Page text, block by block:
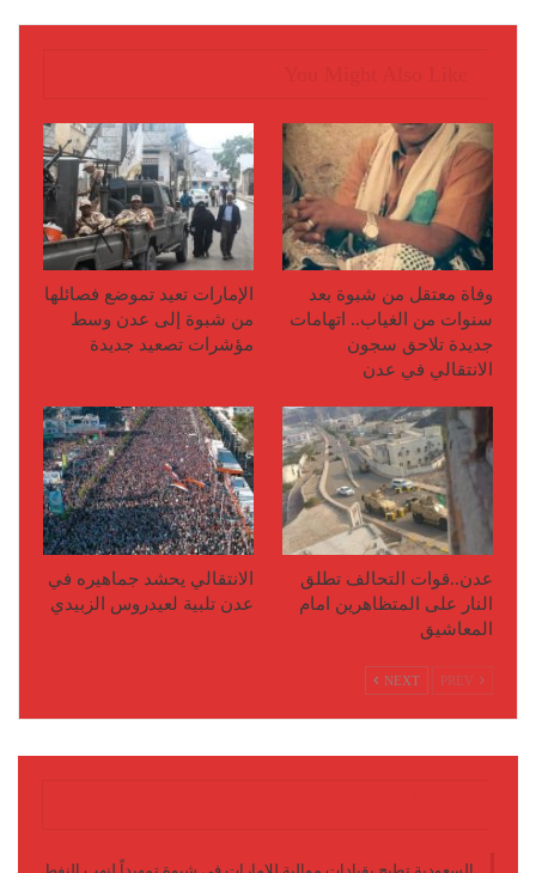
وفاة معتقل من شبوة بعد
سنوات من الغياب.. اتهامات
جديدة تلاحق سجون
الانتقالي في عدن
الإمارات تعيد تموضع فصائلها
من شبوة إلى عدن وسط
مؤشرات تصعيد جديدة
عدن..قوات التحالف تطلق
النار على المتظاهرين امام
المعاشيق
الانتقالي يحشد جماهيره في
عدن تلبية لعيدروس الزبيدي
NEXT